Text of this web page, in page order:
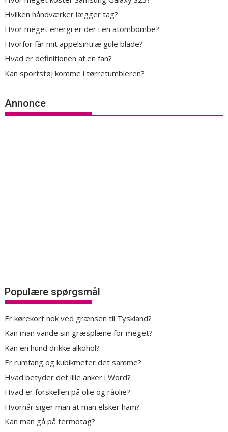
Hvilken håndværker lægger tag?
Hvor meget energi er der i en atombombe?
Hvorfor får mit appelsintræ gule blade?
Hvad er definitionen af en fan?
Kan sportstøj komme i tørretumbleren?
Annonce
Populære spørgsmål
Er kørekort nok ved grænsen til Tyskland?
Kan man vande sin græsplæne for meget?
Kan en hund drikke alkohol?
Er rumfang og kubikmeter det samme?
Hvad betyder det lille anker i Word?
Hvad er forskellen på olie og råolie?
Hvornår siger man at man elsker ham?
Kan man gå på termotag?